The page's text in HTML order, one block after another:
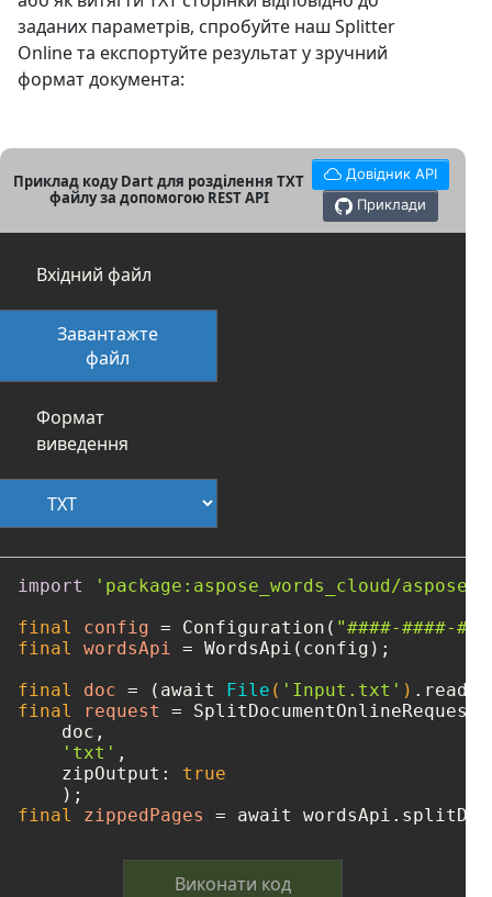
заданих параметрів, спробуйте наш Splitter
Online та експортуйте результат у зручний
формат документа:
Приклад коду Dart для розділення TXT
файлу за допомогою REST API
Довідник API
Приклади
Вхідний файл
Завантажте
файл
Формат
виведення
import
'package:aspose_words_cloud/
final
config = Configuration( "####-####-
final
wordsApi = WordsApi(config);
final
doc = (await File ( 'Input.txt' )
final
request = SplitDocumentOnlineRequest(
    doc,
'txt' ,
    zipOutput:
true
final
zippedPages = await
Виконати код